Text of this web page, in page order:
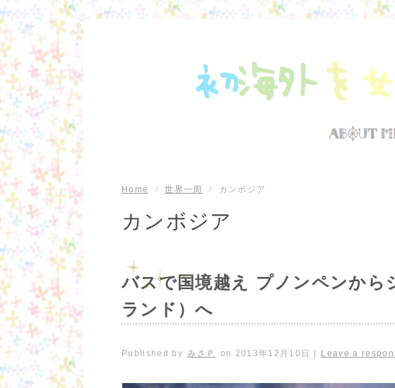
Home / 世界一周 / カンボジア
カンボジア
バスで国境越え プノンペンから
ランド）へ
Published by みさＰ on 2013年12月10日 Leave a